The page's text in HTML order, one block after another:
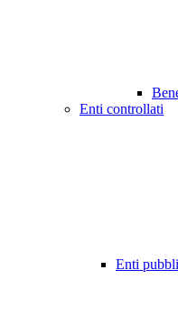
Enti controllati
Enti